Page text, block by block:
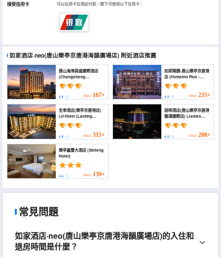
接受信用卡 可以信用卡在酒店付款，閣下可使用以下信用卡：
如家酒店·neo(唐山樂亭京唐港海韻廣場店) 附近酒店推薦
唐山海港昌盛國際酒店
(Changsheng
International Hotel)
4.6 / 5 HKD 167+
如家精選-唐山樂亭京唐港
店 (Homeinn Plus -
Tangshan Laoting
Jingtang Port)
4.9/ 5 HKD 235+
全季酒店(樂亭京唐港店)
(JI Hotel (Laoting
Jingtang Port))
4.9 / 5 HKD 315+
喆啡酒店(唐山樂亭京唐港
龍澤國際店) (James
Joyce Coffetel Hotel
(Tangshan Laoting
Jingtang Port Longze
International))
4.8/ 5 HKD 208+
樂亭鑫豐大酒店 (Xinfeng
Hotel)
4.6 / 5 HKD 139+
常見問題
如家酒店·neo(唐山樂亭京唐港海韻廣場店)的入住和
退房時間是什麼？